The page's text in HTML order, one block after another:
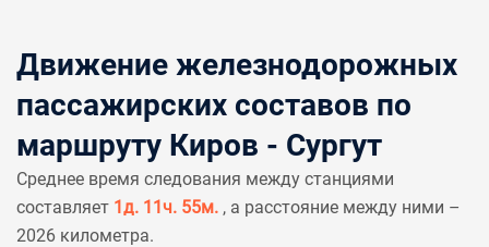
Движение железнодорожных
пассажирских составов по
маршруту Киров - Сургут
Среднее время следования между станциями
составляет 1д. 11ч. 55м. , а расстояние между ними –
2026 километра.